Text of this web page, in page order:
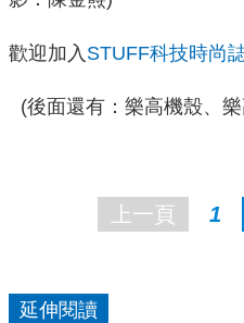
歡迎加入 STUFF科技時尚
(後面還有：樂高機殼、
上一頁 1
延伸閱讀